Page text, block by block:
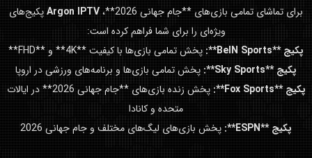
برای تماشای تمامی بازی‌های **جام جهانی 2026**، Argon IPTVپکیج‌های
ویژه‌ای را برای شما فراهم کرده است:
پکیج **BeIN Sports**:
پخش تمامی بازی‌ها با کیفیت **4K** و **FHD**
پکیج **Sky Sports**:
پخش تمامی بازی‌ها و برنامه‌های ورزشی در اروپا
پکیج **Fox Sports**:
پخش زنده بازی‌های **جام جهانی 2026** در ایالات
متحده و کانادا
پکیج **ESPN**:
پخش بازی‌های لیگ‌های مختلف و جام جهانی 2026